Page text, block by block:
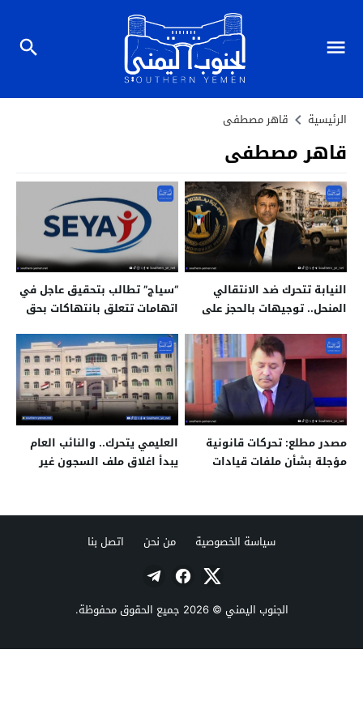
الرئيسية قاهر مصطفى
قاهر مصطفى
النيابة تتحرك ضد الانتقالي
المنحل.. توجيهات بالحجز على
“سياج” تطالب بتحقيق عاجل في
اتهامات تتعلق بانتهاكات بحق
مصدر مطلع: تحركات قانونية
مؤجلة بشأن ملفات قيادات
العليمي يتحرك.. والنائب العام
يبدأ اغلاق ملف السجون غير
سياسة الخصوصية من نحن اتصل بنا
الجنوب اليمني © 2026 جميع الحقوق محفوظة.